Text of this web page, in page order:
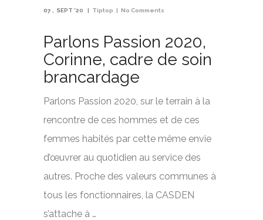
07 SEPT '20 Tiptop No Comments
Parlons Passion 2020,
Corinne, cadre de soin
brancardage
Parlons Passion 2020, sur le terrain à la
rencontre de ces hommes et de ces
femmes habités par cette même envie
d’œuvrer au quotidien au service des
autres. Proche des valeurs communes à
tous les fonctionnaires, la CASDEN
s’attache à …